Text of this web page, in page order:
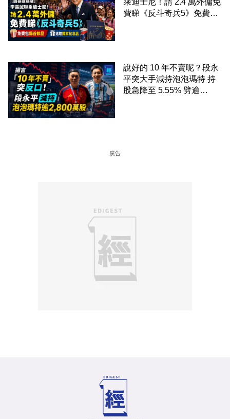
費睇《反斗奇兵5》免費包
說好的 10 年不賣呢？段永
平突大手減持泡泡瑪特 持
股急降至 5.55% 劈逾
廣告